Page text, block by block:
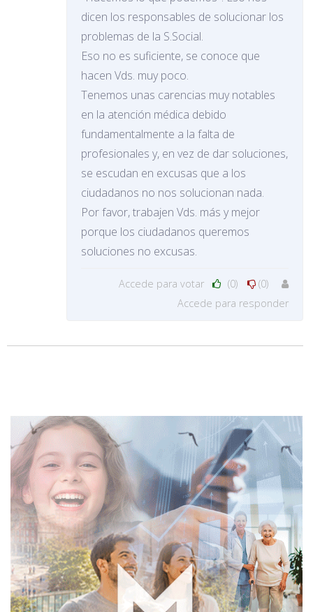
dicen los responsables de solucionar los
problemas de la S.Social.
Eso no es suficiente, se conoce que
hacen Vds. muy poco.
Tenemos unas carencias muy notables
en la atención médica debido
fundamentalmente a la falta de
profesionales y, en vez de dar soluciones,
se escudan en excusas que a los
ciudadanos no nos solucionan nada.
Por favor, trabajen Vds. más y mejor
porque los ciudadanos queremos
soluciones no excusas.
Accede para votar (0)
(0)
Accede para responder